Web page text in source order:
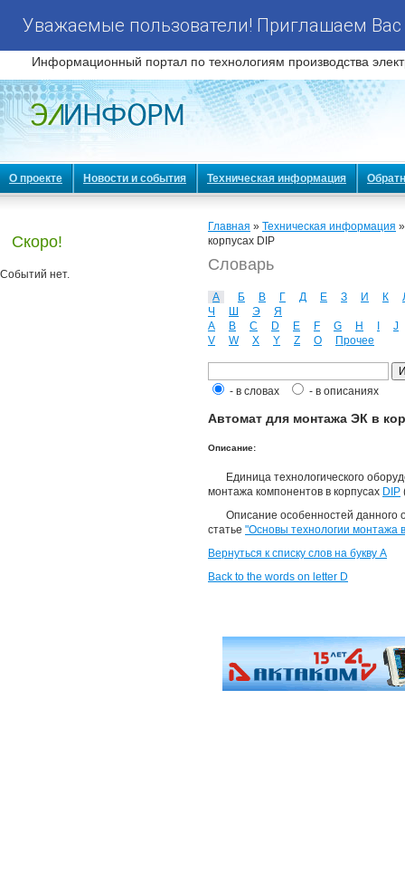
Уважаемые пользователи! Приглашаем
Информационный портал по технологиям производства
О проекте Новости и события Техническая информация
Скоро!
Событий нет.
Главная » Техническая информация
корпусах DIP
Словарь
А Б В Г Д Е З И К
Ч
Ш Э
Я
A
B C D E F G H
J
V
W X Y Z О Прочее
- в словах - в описаниях
Автомат для монтажа ЭК в
Описание:
Единица технологического
монтажа компонентов в корпусах DIP
Описание особенностей данного
статье "Основы технологии монтажа
Вернуться к списку слов на букву А
Back to the words on letter D